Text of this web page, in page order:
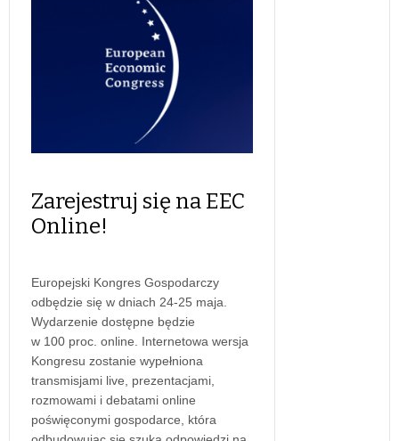
Zarejestruj się na EEC
Online!
Europejski Kongres Gospodarczy
odbędzie się w dniach 24-25 maja.
Wydarzenie dostępne będzie
w 100 proc. online. Internetowa wersja
Kongresu zostanie wypełniona
transmisjami live, prezentacjami,
rozmowami i debatami online
poświęconymi gospodarce, która